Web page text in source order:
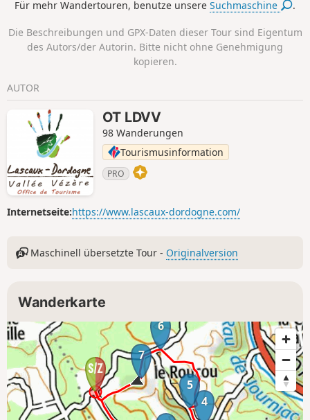
Für mehr Wandertouren, benutze unsereSuchmaschine .
Die Beschreibungen und GPX-Daten dieser Tour sind Eigentum
des Autors/der Autorin. Bitte nicht ohne Genehmigung
kopieren.
AUTOR
OT LDVV
98 Wanderungen
Tourismusinformation
PRO
Internetseite:https://www.lascaux-dordogne.com/
Maschinell übersetzte Tour - Originalversion
Wanderkarte
4
5
6
7